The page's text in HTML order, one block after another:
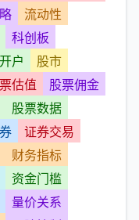
流动性
科创板
户
股市
估值
股票佣金
股票数据
证券交易
财务指标
资金门槛
量价关系